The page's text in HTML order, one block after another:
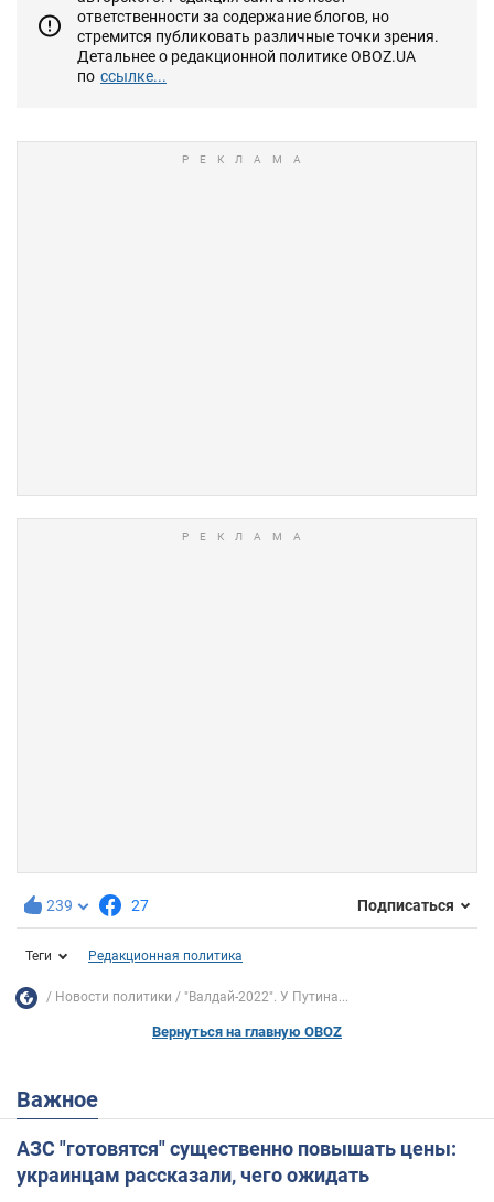
ответственности за содержание блогов, но
стремится публиковать различные точки зрения.
Детальнее о редакционной политике OBOZ.UA
по ссылке...
239 27 Подписаться
Теги Редакционная политика
Новости политики "Валдай-2022". У Путина...
Вернуться на главную OBOZ
Важное
АЗС "готовятся" существенно повышать цены:
украинцам рассказали, чего ожидать